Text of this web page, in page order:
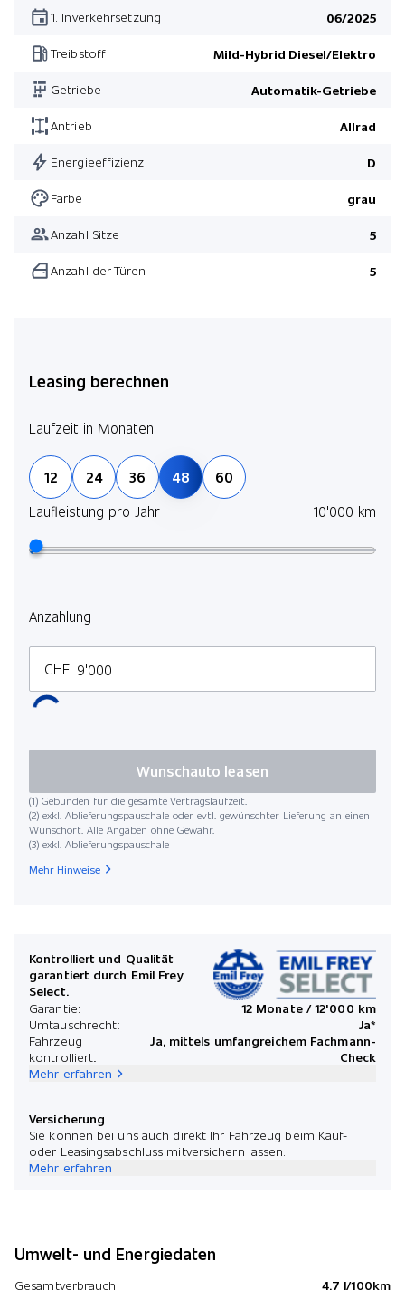
Pack Innovation
Pack Innovation
Pack Comfort
Pack M Sport
1. Inverkehrsetzung 06/2025
Treibstoff Mild-Hybrid Diesel/Elektro
Getriebe Automatik-Getriebe
Antrieb Allrad
Energieeffizienz D
Farbe grau
Anzahl Sitze 5
Anzahl der Türen 5
Leasing berechnen
Laufzeit in Monaten
12 24 36 48
60
Laufleistung pro Jahr
10'000 km
Anzahlung
CHF
(1) Gebunden für die gesamte Vertragslaufzeit.
(2) exkl. Ablieferungspauschale oder evtl. gewünschter Lieferung an einen
Wunschort. Alle Angaben ohne Gewähr.
(3) exkl. Ablieferungspauschale
Wunschauto leasen
Mehr Hinweise
Kontrolliert und Qualität
garantiert durch Emil Frey
Select.
Garantie:
12 Monate / 12'000 km
Umtauschrecht:
Ja*
Fahrzeug
kontrolliert:
Ja, mittels umfangreichem Fachmann-
Check
Mehr erfahren
Versicherung
Sie können bei uns auch direkt Ihr Fahrzeug beim Kauf-
oder Leasingsabschluss mitversichern lassen.
Mehr erfahren
Umwelt- und Energiedaten
Gesamtverbrauch 4.7 l/100km